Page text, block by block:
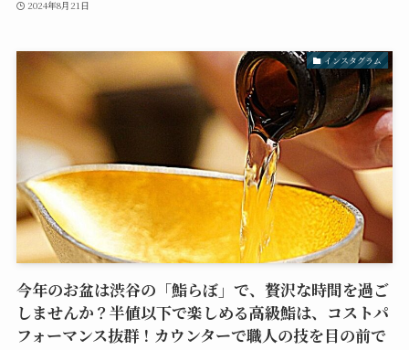
2024年8月21日
インスタグラム
今年のお盆は渋谷の「鮨らぼ」で、贅沢な時間を過ご
しませんか？半値以下で楽しめる高級鮨は、コストパ
フォーマンス抜群！カウンターで職人の技を目の前で